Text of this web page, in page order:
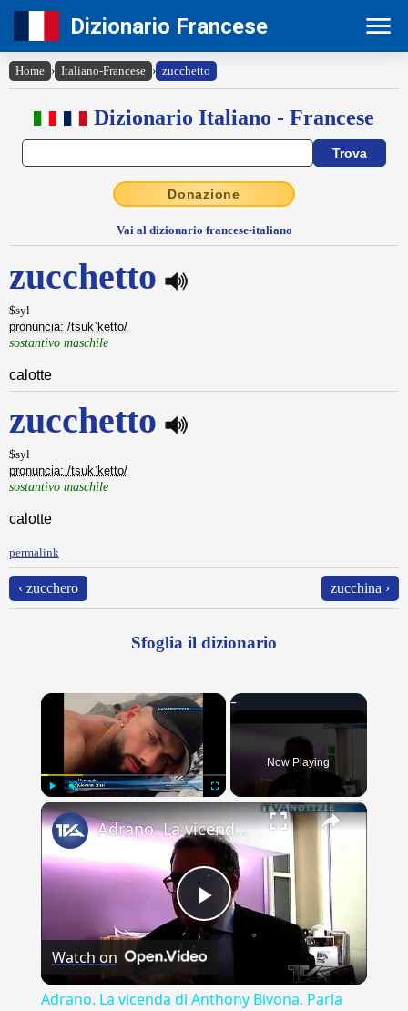
Dizionario Francese
Home › Italiano-Francese › zucchetto
Dizionario Italiano - Francese
Donazione
Vai al dizionario francese-italiano
zucchetto
$syl
pronuncia: /tsukˈketto/
sostantivo maschile
calotte
zucchetto
$syl
pronuncia: /tsukˈketto/
sostantivo maschile
calotte
permalink
‹ zucchero zucchina ›
Sfoglia il dizionario
×
Fullscreen
Now Playing
×
Play
Video
Adrano. La vicenda di Anthony Bivona. Parla l’avv. Messina. “Segnali importanti dal Consolato d’Ital
Watch on
Adrano. La vicenda di Anthony Bivona. Parla